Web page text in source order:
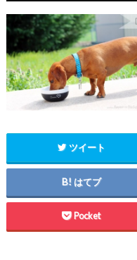
ツイート
はてブ
Pocket